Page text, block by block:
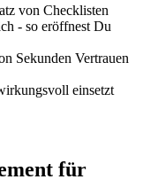
von Checklisten
- so eröffnest Du
Sekunden Vertrauen
einsetzt
für